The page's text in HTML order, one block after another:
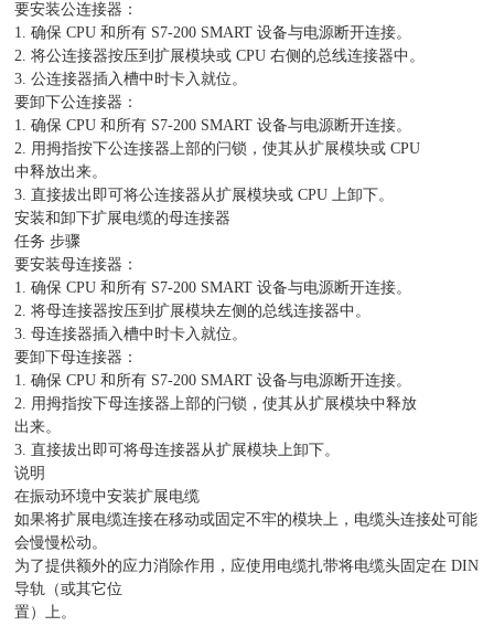
要安装公连接器：
1. 确保 CPU 和所有 S7-200 SMART 设备与电源断开连接。
2. 将公连接器按压到扩展模块或 CPU 右侧的总线连接器中。
3. 公连接器插入槽中时卡入就位。
要卸下公连接器：
1. 确保 CPU 和所有 S7-200 SMART 设备与电源断开连接。
2. 用拇指按下公连接器上部的闩锁，使其从扩展模块或 CPU
中释放出来。
3. 直接拔出即可将公连接器从扩展模块或 CPU 上卸下。
安装和卸下扩展电缆的母连接器
任务 步骤
要安装母连接器：
1. 确保 CPU 和所有 S7-200 SMART 设备与电源断开连接。
2. 将母连接器按压到扩展模块左侧的总线连接器中。
3. 母连接器插入槽中时卡入就位。
要卸下母连接器：
1. 确保 CPU 和所有 S7-200 SMART 设备与电源断开连接。
2. 用拇指按下母连接器上部的闩锁，使其从扩展模块中释放
出来。
3. 直接拔出即可将母连接器从扩展模块上卸下。
说明
在振动环境中安装扩展电缆
如果将扩展电缆连接在移动或固定不牢的模块上，电缆头连接处可能
会慢慢松动。
为了提供额外的应力消除作用，应使用电缆扎带将电缆头固定在 DIN
导轨（或其它位
置）上。